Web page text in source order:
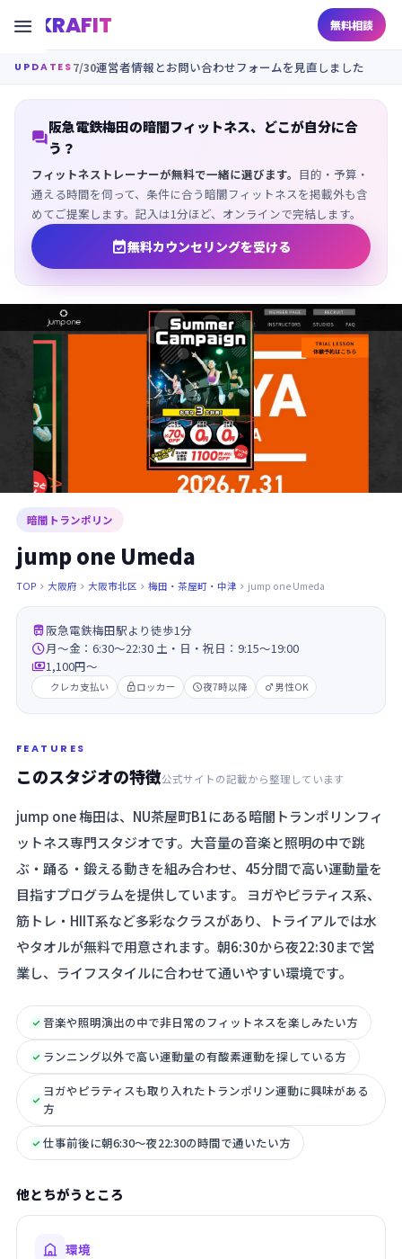
KRAFIT 無料相談

UPDATES 7/30運営者情報とお問い合わせフォームを見直しました

阪急電鉄梅田の暗闇フィットネス、どこが自分に合
う？
フィットネストレーナーが無料で一緒に選びます。 目的・予算・
通える時間を伺って、条件に合う暗闇フィットネスを掲載外も含
めてご提案します。記入は1分ほど、オンラインで完結します。
無料カウンセリングを受ける
暗闇トランポリン
jump one Umeda
TOP  大阪府  大阪市北区  梅田・茶屋町・中津  jump one Umeda
阪急電鉄梅田駅より徒歩1分
月～金：6:30～22:30 土・日・祝日：9:15～19:00
1,100円〜
クレカ支払い ロッカー 夜7時以降  男性OK
FEATURES
このスタジオの特徴公式サイトの記載から整理しています
jump one 梅田は、NU茶屋町B1にある暗闇トランポリンフィ
ットネス専門スタジオです。大音量の音楽と照明の中で跳
ぶ・踊る・鍛える動きを組み合わせ、45分間で高い運動量を
目指すプログラムを提供しています。 ヨガやピラティス系、
筋トレ・HIIT系など多彩なクラスがあり、トライアルでは水
やタオルが無料で用意されます。朝6:30から夜22:30まで営
業し、ライフスタイルに合わせて通いやすい環境です。
音楽や照明演出の中で非日常のフィットネスを楽しみたい方
ランニング以外で高い運動量の有酸素運動を探している方
ヨガやピラティスも取り入れたトランポリン運動に興味がある
方
仕事前後に朝6:30〜夜22:30の時間で通いたい方
他とちがうところ
環境